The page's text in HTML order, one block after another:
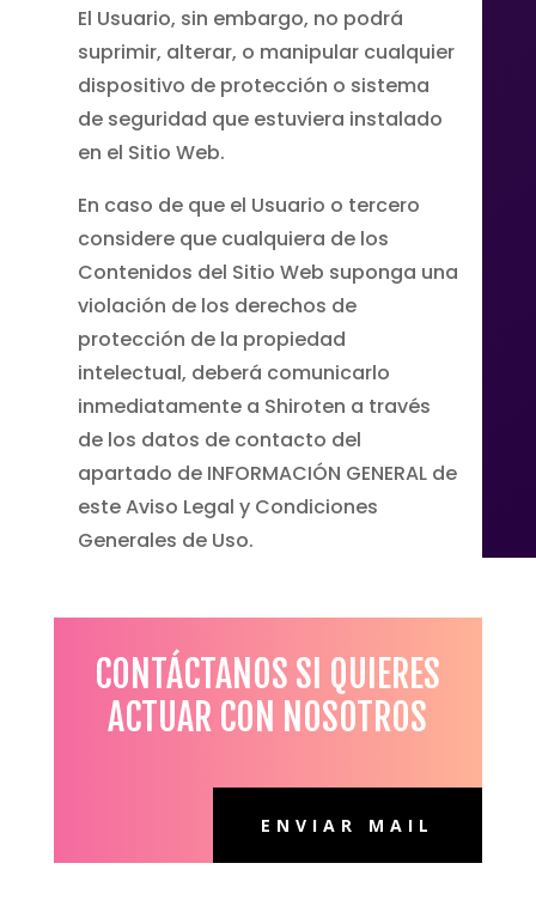
El Usuario, sin embargo, no podrá
suprimir, alterar, o manipular cualquier
dispositivo de protección o sistema
de seguridad que estuviera instalado
en el Sitio Web.
En caso de que el Usuario o tercero
considere que cualquiera de los
Contenidos del Sitio Web suponga una
violación de los derechos de
protección de la propiedad
intelectual, deberá comunicarlo
inmediatamente a Shiroten a través
de los datos de contacto del
apartado de INFORMACIÓN GENERAL de
este Aviso Legal y Condiciones
Generales de Uso.
CONTÁCTANOS SI QUIERES
ACTUAR CON NOSOTROS
ENVIAR MAIL